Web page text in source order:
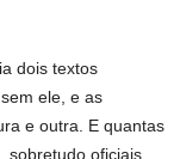
dois textos
ele, e as
e outra. E quantas
oficiais,